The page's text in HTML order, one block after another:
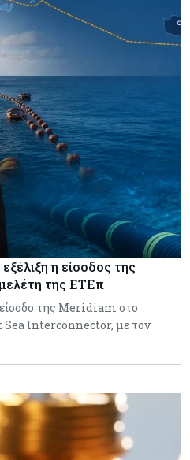
η είσοδος της
της ΕΤΕπ
της Meridiam στο
Sea Interconnector, με τον